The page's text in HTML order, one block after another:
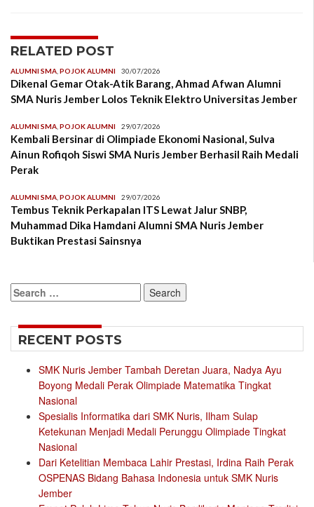
RELATED POST
ALUMNI SMA POJOK ALUMNI 30/07/2026
Dikenal Gemar Otak-Atik Barang, Ahmad Afwan Alumni
SMA Nuris Jember Lolos Teknik Elektro Universitas Jember
ALUMNI SMA POJOK ALUMNI 29/07/2026
Kembali Bersinar di Olimpiade Ekonomi Nasional, Sulva
Ainun Rofiqoh Siswi SMA Nuris Jember Berhasil Raih Medali
Perak
ALUMNI SMA POJOK ALUMNI 29/07/2026
Tembus Teknik Perkapalan ITS Lewat Jalur SNBP,
Muhammad Dika Hamdani Alumni SMA Nuris Jember
Buktikan Prestasi Sainsnya
Search
for:
RECENT POSTS
SMK Nuris Jember Tambah Deretan Juara, Nadya Ayu
Boyong Medali Perak Olimpiade Matematika Tingkat
Nasional
Spesialis Informatika dari SMK Nuris, Ilham Sulap
Ketekunan Menjadi Medali Perunggu Olimpiade Tingkat
Nasional
Dari Ketelitian Membaca Lahir Prestasi, Irdina Raih Perak
OSPENAS Bidang Bahasa Indonesia untuk SMK Nuris
Jember